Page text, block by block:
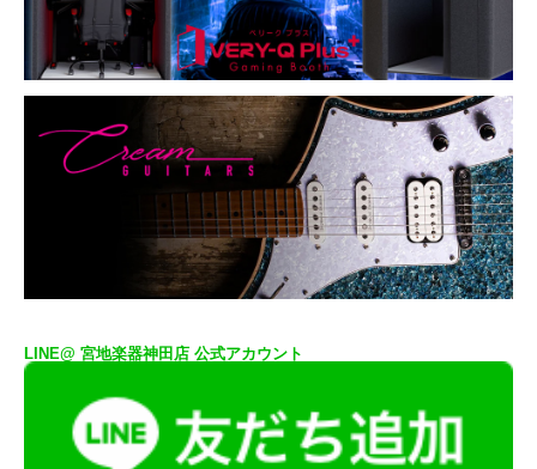
LINE@ 宮地楽器神田店 公式アカウント